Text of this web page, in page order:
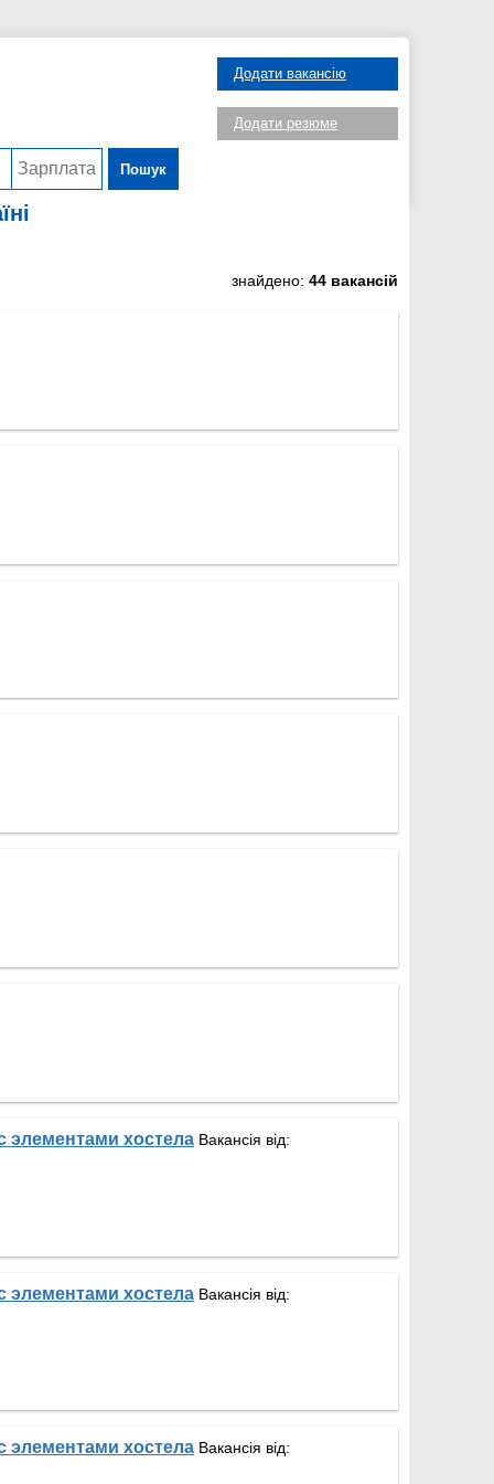
Пошук
Додати вакансію
Додати резюме
знайдено: 44 вакансій
хостела Вакансія від:
хостела Вакансія від:
хостела Вакансія від: